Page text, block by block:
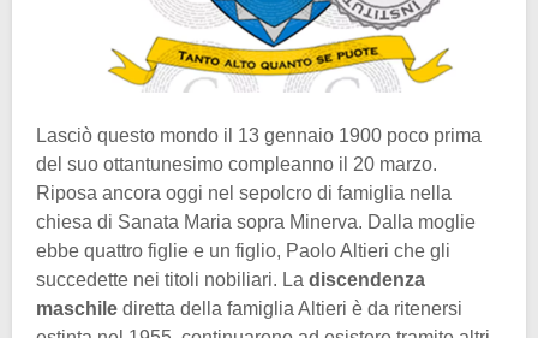
Lasciò questo mondo il 13 gennaio 1900 poco prima
del suo ottantunesimo compleanno il 20 marzo.
Riposa ancora oggi nel sepolcro di famiglia nella
chiesa di Sanata Maria sopra Minerva. Dalla moglie
ebbe quattro figlie e un figlio, Paolo Altieri che gli
succedette nei titoli nobiliari. La discendenza
maschile diretta della famiglia Altieri è da ritenersi